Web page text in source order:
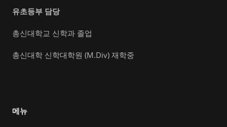
유초등부 담당
총신대학교 신학과 졸업
총신대학 신학대학원 (M.Div) 재학중
메뉴